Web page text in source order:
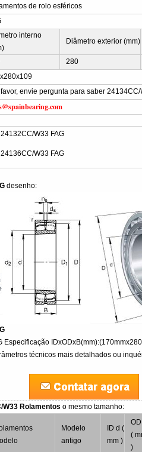
de rolo esféricos
interno
Diâmetro exterior (mm)
280
favor, envie pergunta para saber
W33 FAG
W33 FAG
desenho:
Especificação
técnicos mais detalhados ou
W33 Rolamentoso mesmo tamanho:
Modelo
antigo
ID d (
mm )
(
)